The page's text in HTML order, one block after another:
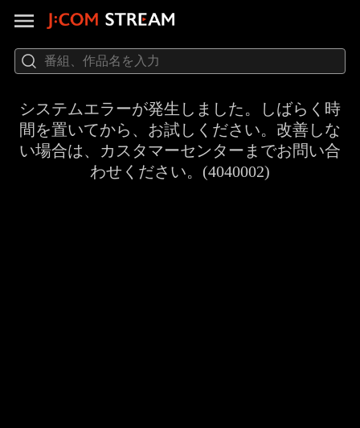
システムエラーが発生しました。しばらく時
間を置いてから、お試しください。改善しな
い場合は、カスタマーセンターまでお問い合
わせください。(4040002)